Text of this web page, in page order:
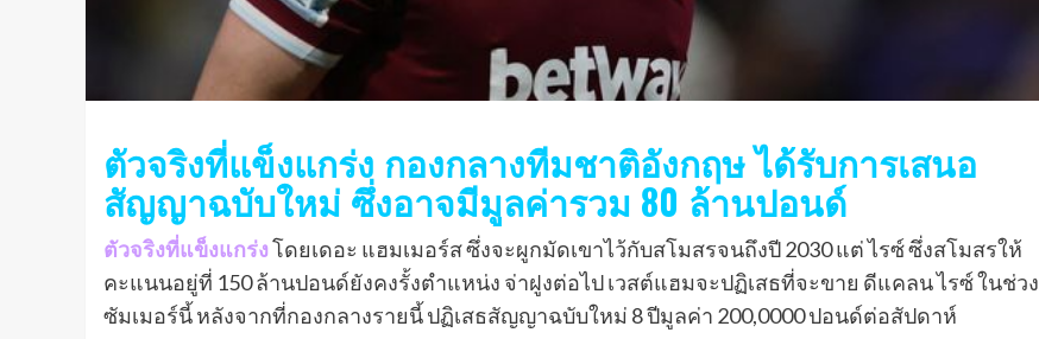
ตัวจริงที่แข็งแกร่ง กองกลางทีมชาติอังกฤษ ได้รับการเสนอ
สัญญาฉบับใหม่ ซึ่งอาจมีมูลค่ารวม 80 ล้านปอนด์
ตัวจริงที่แข็งแกร่งโดยเดอะ แฮมเมอร์ส ซึ่งจะผูกมัดเขาไว้กับสโมสรจนถึงปี 2030 แต่ ไรซ์ ซึ่งสโมสรให้
คะแนนอยู่ที่ 150 ล้านปอนด์ยังคงรั้งตําแหน่ง จ่าฝูงต่อไป เวสต์แฮมจะปฏิเสธที่จะขาย ดีแคลน ไรซ์ ในช่วง
ซัมเมอร์นี้ หลังจากที่กองกลางรายนี้ ปฏิเสธสัญญาฉบับใหม่ 8 ปีมูลค่า 200,0000 ปอนด์ต่อสัปดาห์